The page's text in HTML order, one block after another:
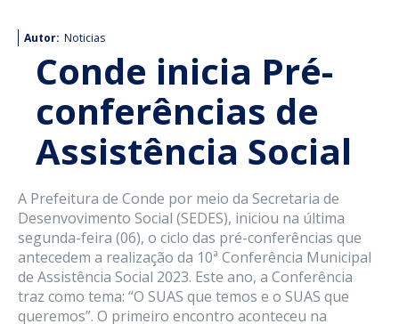
Autor: Noticias
Conde inicia Pré-
conferências de
Assistência Social
A Prefeitura de Conde por meio da Secretaria de
Desenvovimento Social (SEDES), iniciou na última
segunda-feira (06), o ciclo das pré-conferências que
antecedem a realização da 10ª Conferência Municipal
de Assistência Social 2023. Este ano, a Conferência
traz como tema: “O SUAS que temos e o SUAS que
queremos”. O primeiro encontro aconteceu na